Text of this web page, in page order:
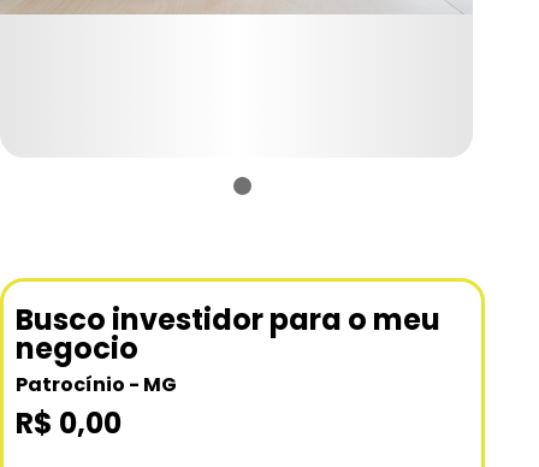
Busco investidor para o meu
negocio
Patrocínio - MG
R$ 0,00